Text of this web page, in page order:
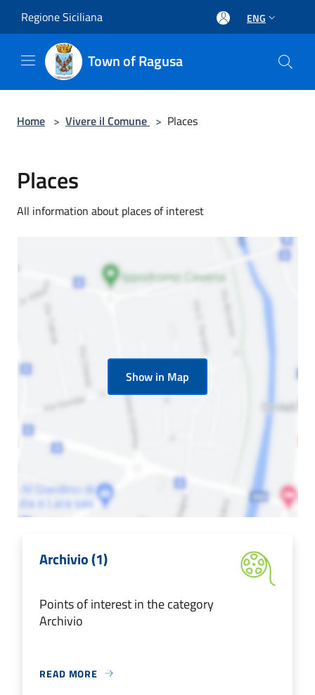
Regione Siciliana ENG
Town of Ragusa
Home > Vivere il Comune > Places
Places
All information about places of interest
Show in Map
Archivio (1)
Points of interest in the category
Archivio
READ MORE